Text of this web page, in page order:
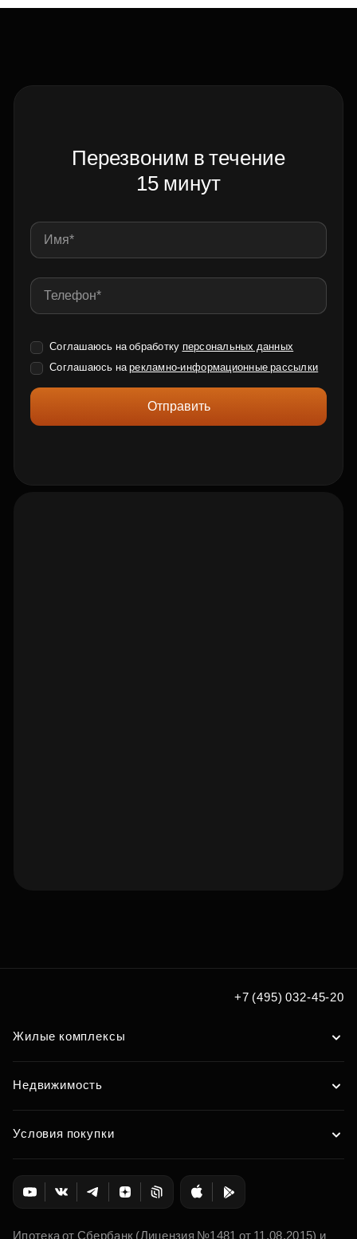
Перезвоним в течение
15 минут
Соглашаюсь на обработку персональных данных
Соглашаюсь нарекламно-информационные рассылки
Отправить
+7 (495) 032-45-20
Жилые комплексы
Недвижимость
Условия покупки
Ипотека от Сбербанк (Лицензия №1481 от 11.08.2015) и